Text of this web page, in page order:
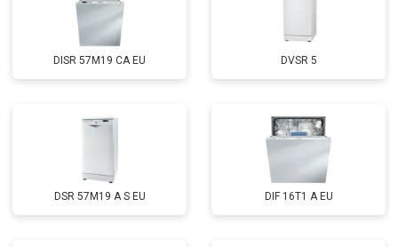
DISR 57M19 CA EU DVSR 5
DSR 57M19 A S EU DIF 16T1 A EU